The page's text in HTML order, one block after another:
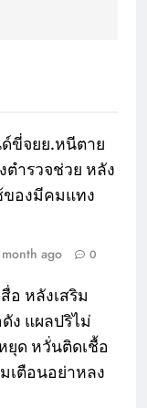
ขี่จยย.หนีตาย
ตำรวจช่วย หลัง
ของมีคมแทง
month ago 0
อ หลังเสริม
ง แผลปริไม่
ยุด หวั่นติดเชื้อ
เตือนอย่าหลง